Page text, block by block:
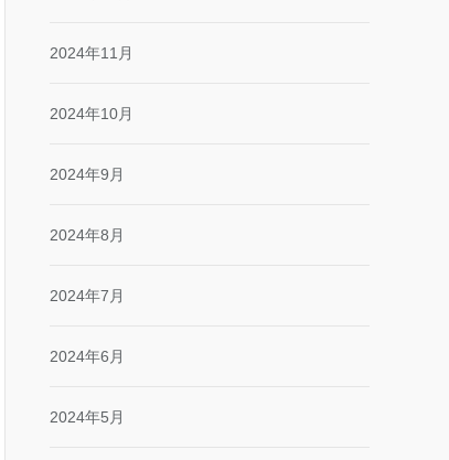
2024年11月
2024年10月
2024年9月
2024年8月
2024年7月
2024年6月
2024年5月